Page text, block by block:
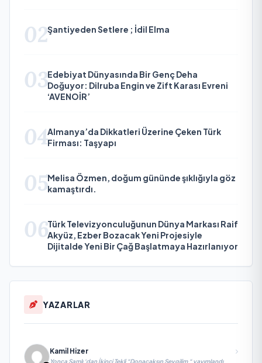
02Şantiyeden Setlere ; İdil Elma
03Edebiyat Dünyasında Bir Genç Deha
Doğuyor: Dilruba Engin ve Zift Karası Evreni
‘AVENOİR’
04Almanya’da Dikkatleri Üzerine Çeken Türk
Firması: Taşyapı
05Melisa Özmen, doğum gününde şıklığıyla göz
kamaştırdı.
06Türk Televizyonculuğunun Dünya Markası Raif
Akyüz, Ezber Bozacak Yeni Projesiyle
Dijitalde Yeni Bir Çağ Başlatmaya Hazırlanıyor
YAZARLAR
Kamil Hizer
Yonca Samlı ‘dan İkinci Tekli “Donacaksın Sevgilim “ yayımlandı